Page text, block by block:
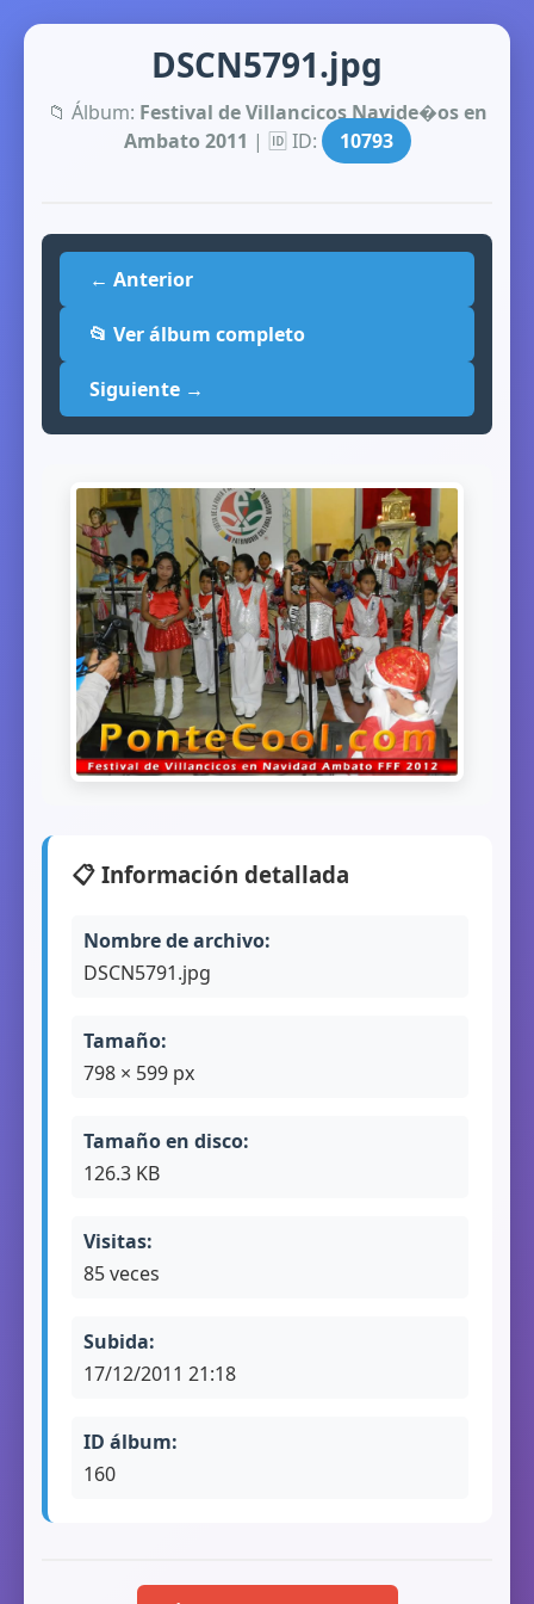
DSCN5791.jpg
📁 Álbum: Festival de Villancicos Navide�os en
Ambato 2011 | 🆔 ID: 10793
← Anterior
📂 Ver álbum completo
Siguiente →
📋 Información detallada
Nombre de archivo:
DSCN5791.jpg
Tamaño:
798 × 599 px
Tamaño en disco:
126.3 KB
Visitas:
85 veces
Subida:
17/12/2011 21:18
ID álbum:
160